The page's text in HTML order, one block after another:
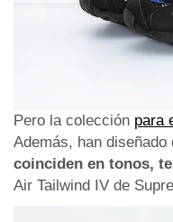
Pero la colección para
Además, han diseñado
coinciden en tonos,
Air Tailwind IV de